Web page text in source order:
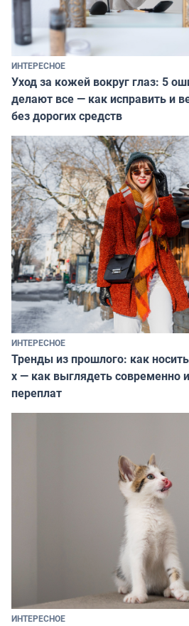
ИНТЕРЕСНОЕ
Уход за кожей вокруг глаз: 5
делают все — как исправить и
без дорогих средств
ИНТЕРЕСНОЕ
Тренды из прошлого: как
х — как выглядеть современно
переплат
ИНТЕРЕСНОЕ